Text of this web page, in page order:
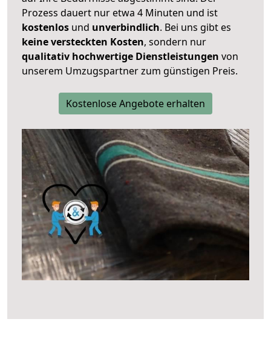
Prozess dauert nur etwa 4 Minuten und ist
kostenlos und unverbindlich. Bei uns gibt es
keine versteckten Kosten, sondern nur
qualitativ hochwertige Dienstleistungen von
unserem Umzugspartner zum günstigen Preis.
Kostenlose Angebote erhalten